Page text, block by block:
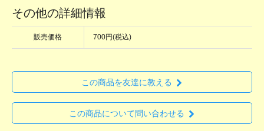
その他の詳細情報
販売価格 700円(税込)
この商品を友達に教える
この商品について問い合わせる